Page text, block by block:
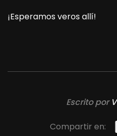
¡Esperamos veros allí!
Escrito por
Compartir en: